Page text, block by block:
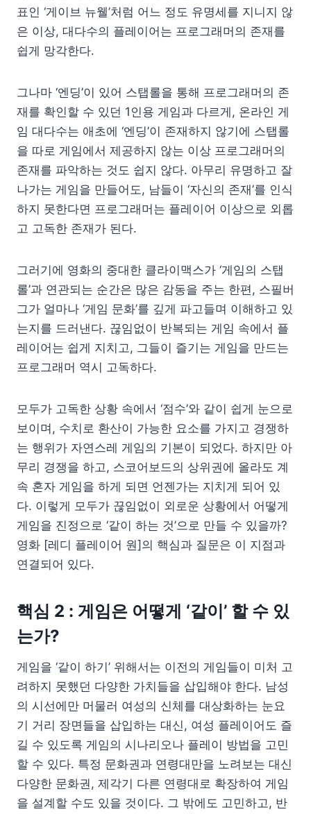
표인 ‘게이브 뉴웰’처럼 어느 정도 유명세를 지니지 않
은 이상, 대다수의 플레이어는 프로그래머의 존재를
쉽게 망각한다.
그나마 ‘엔딩’이 있어 스탭롤을 통해 프로그래머의 존
재를 확인할 수 있던 1인용 게임과 다르게, 온라인 게
임 대다수는 애초에 ‘엔딩’이 존재하지 않기에 스탭롤
을 따로 게임에서 제공하지 않는 이상 프로그래머의
존재를 파악하는 것도 쉽지 않다. 아무리 유명하고 잘
나가는 게임을 만들어도, 남들이 ‘자신의 존재’를 인식
하지 못한다면 프로그래머는 플레이어 이상으로 외롭
고 고독한 존재가 된다.
그러기에 영화의 중대한 클라이맥스가 ‘게임의 스탭
롤’과 연관되는 순간은 많은 감동을 주는 한편, 스필버
그가 얼마나 ‘게임 문화’를 깊게 파고들며 이해하고 있
는지를 드러낸다. 끊임없이 반복되는 게임 속에서 플
레이어는 쉽게 지치고, 그들이 즐기는 게임을 만드는
프로그래머 역시 고독하다.
모두가 고독한 상황 속에서 ‘점수’와 같이 쉽게 눈으로
보이며, 수치로 환산이 가능한 요소를 가지고 경쟁하
는 행위가 자연스레 게임의 기본이 되었다. 하지만 아
무리 경쟁을 하고, 스코어보드의 상위권에 올라도 계
속 혼자 게임을 하게 되면 언젠가는 지치게 되어 있
다. 이렇게 모두가 끊임없이 외로운 상황에서 어떻게
게임을 진정으로 ‘같이 하는 것’으로 만들 수 있을까?
영화 [레디 플레이어 원]의 핵심과 질문은 이 지점과
연결되어 있다.
핵심 2 : 게임은 어떻게 ‘같이’ 할 수 있
는가?
게임을 ‘같이 하기’ 위해서는 이전의 게임들이 미처 고
려하지 못했던 다양한 가치들을 삽입해야 한다. 남성
의 시선에만 머물러 여성의 신체를 대상화하는 눈요
기 거리 장면들을 삽입하는 대신, 여성 플레이어도 즐
길 수 있도록 게임의 시나리오나 플레이 방법을 고민
할 수 있다. 특정 문화권과 연령대만을 노려보는 대신
다양한 문화권, 제각기 다른 연령대로 확장하여 게임
을 설계할 수도 있을 것이다. 그 밖에도 고민하고, 반